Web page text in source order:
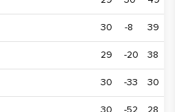
30 -8 39
29 -20 38
30 -33 30
30 -52 28